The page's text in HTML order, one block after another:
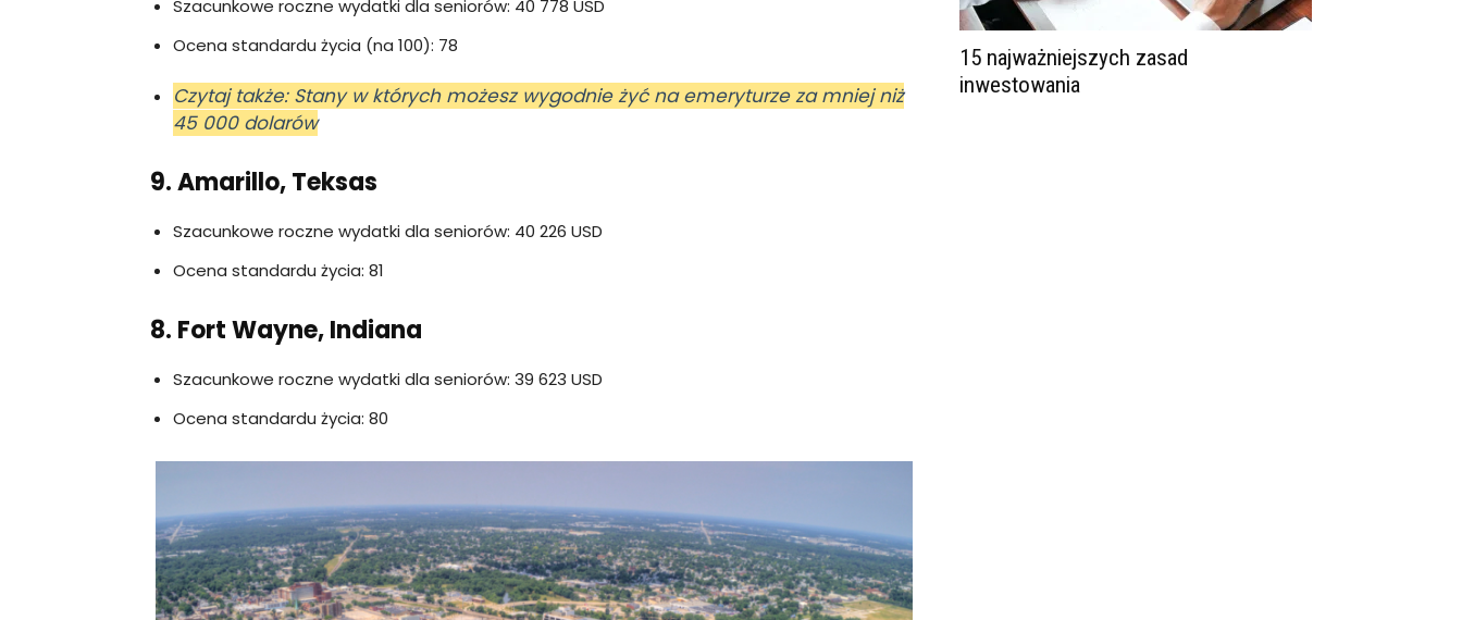
Szacunkowe roczne wydatki dla seniorów: 40 778 USD
Ocena standardu życia (na 100): 78
Czytaj także: Stany w których możesz wygodnie żyć na emeryturze za mniej niż
45 000 dolarów
9. Amarillo, Teksas
Szacunkowe roczne wydatki dla seniorów: 40 226 USD
Ocena standardu życia: 81
8. Fort Wayne, Indiana
Szacunkowe roczne wydatki dla seniorów: 39 623 USD
Ocena standardu życia: 80
15 najważniejszych zasad
inwestowania